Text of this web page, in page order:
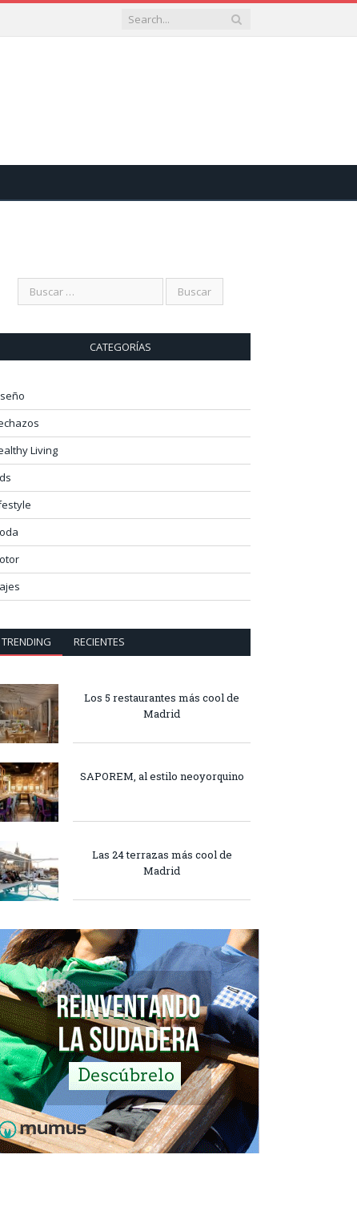
CATEGORÍAS
Living
TRENDING RECIENTES
Los 5 restaurantes más cool de
Madrid
SAPOREM, al estilo neoyorquino
Las 24 terrazas más cool de
Madrid